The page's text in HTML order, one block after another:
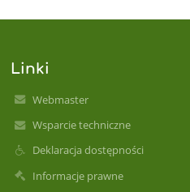
Linki
Webmaster
Wsparcie techniczne
Deklaracja dostępności
Informacje prawne